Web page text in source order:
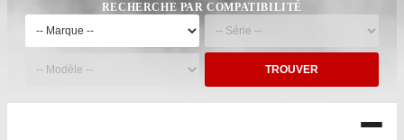
RECHERCHE PAR COMPATIBILITÉ
TROUVER